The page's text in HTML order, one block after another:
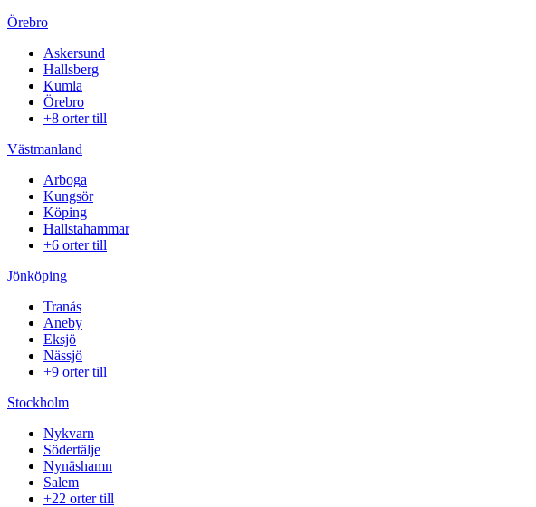
Örebro
Askersund
Hallsberg
Kumla
Örebro
+8 orter till
Västmanland
Arboga
Kungsör
Köping
Hallstahammar
+6 orter till
Jönköping
Tranås
Aneby
Eksjö
Nässjö
+9 orter till
Stockholm
Nykvarn
Södertälje
Nynäshamn
Salem
+22 orter till